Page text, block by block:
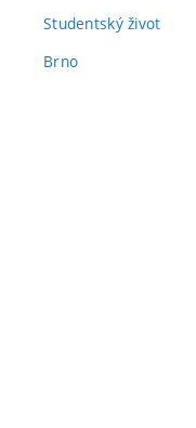
Studentský život
Brno